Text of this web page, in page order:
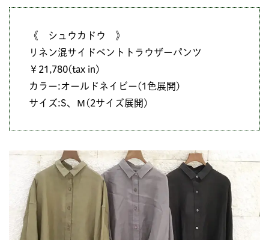
《 シュウカドウ 》
リネン混サイドベントトラウザーパンツ
￥21,780(tax in)
カラー:オールドネイビー(1色展開)
サイズ:S、Ｍ(2サイズ展開)